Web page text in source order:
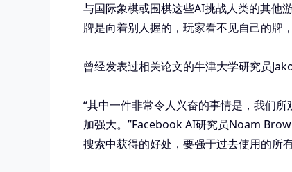
与国际象棋或围棋这些AI挑战人类的其他
牌是向着别人握的，玩家看不见自己的牌
曾经发表过相关论文的牛津大学研究员
“其中一件非常令人兴奋的事情是，我们
加强大。”Facebook AI研究员Noam
搜索中获得的好处，要强于过去使用的所